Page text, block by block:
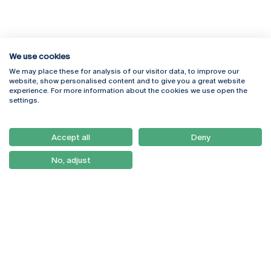
Rua Diogo Botelho 1327
4169-005 Porto
+351 226 196 240
Campus Online
Webmail
Como Chegar
Newsletter
We use cookies
We may place these for analysis of our visitor data, to improve our
website, show personalised content and to give you a great website
experience. For more information about the cookies we use open the
settings.
Accept all Deny
No, adjust